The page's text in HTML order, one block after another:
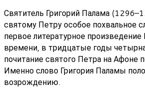
Святитель Григорий Палама
святому Петру особое похвальное
первое литературное произведение
времени, в тридцатые годы
почитание святого Петра на Афоне
Именно слово Григория Паламы
возрождению.